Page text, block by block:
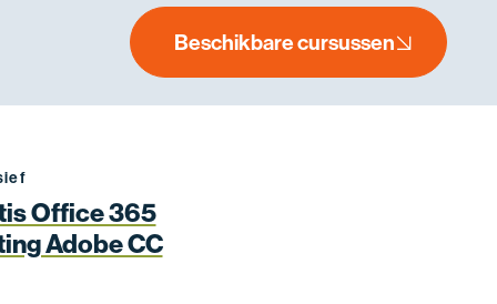
Beschikbare cursussen
Office 365
Adobe CC